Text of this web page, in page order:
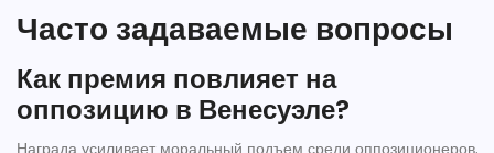
Часто задаваемые вопросы
Как премия повлияет на
оппозицию в Венесуэле?